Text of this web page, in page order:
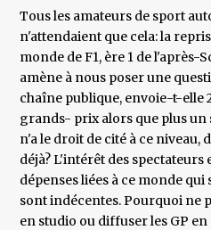
Tous les amateurs de sport
n'attendaient que cela: la
monde de F1, ère 1 de l'après-
amène à nous poser une
chaîne publique, envoie-t-elle
grands- prix alors que plus un
n'a le droit de cité à ce niveau,
déjà? L'intérêt des spectateurs
dépenses liées à ce monde qui
sont indécentes. Pourquoi ne
en studio ou diffuser les GP